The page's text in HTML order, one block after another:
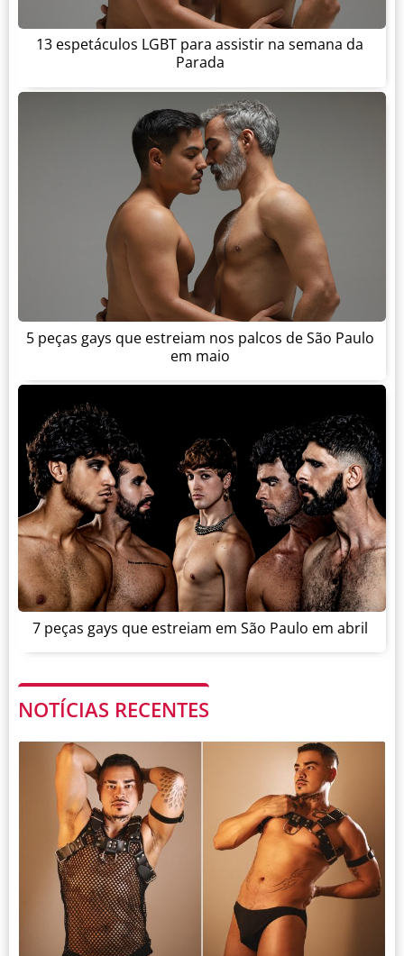
13 espetáculos LGBT para assistir na semana da
Parada
5 peças gays que estreiam nos palcos de São Paulo
em maio
7 peças gays que estreiam em São Paulo em abril
NOTÍCIAS RECENTES